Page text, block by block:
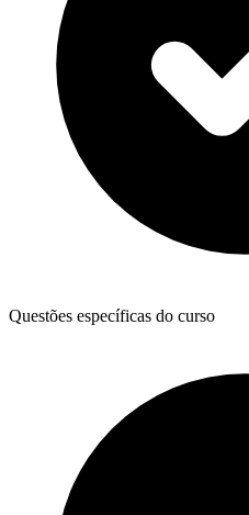
Questões específicas do curso